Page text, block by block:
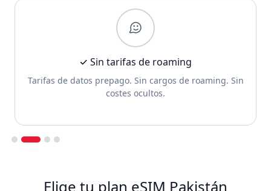
✓ Sin tarifas de roaming
Tarifas de datos prepago. Sin cargos de roaming. Sin
costes ocultos.
Elige tu plan eSIM Pakistán